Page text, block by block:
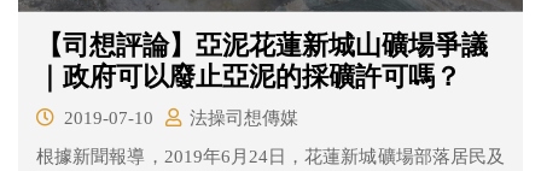
【司想評論】亞泥花蓮新城山礦場爭議
｜政府可以廢止亞泥的採礦許可嗎？
2019-07-10
法操司想傳媒
根據新聞報導，2019年6月24日，花蓮新城礦場部落居民及